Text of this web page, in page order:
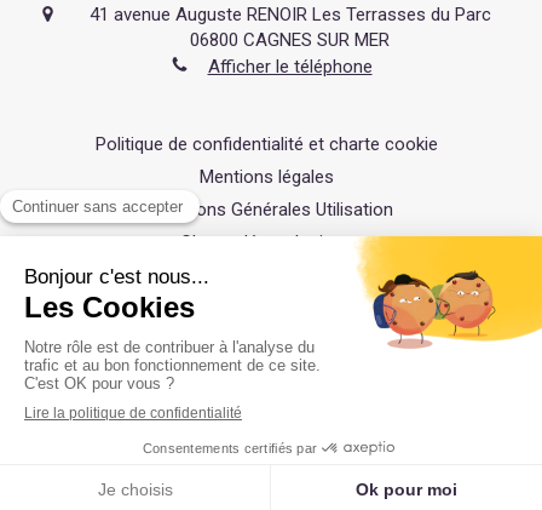
41 avenue Auguste RENOIR Les Terrasses du Parc
06800 CAGNES SUR MER
Afficher le téléphone
Politique de confidentialité et charte cookie
Mentions légales
Conditions Générales Utilisation
Charte déontologique
Annuaires chirurgiens dentistes
Hygiène & Asepsie
Honoraires & Remboursement
Rechercher
Création par